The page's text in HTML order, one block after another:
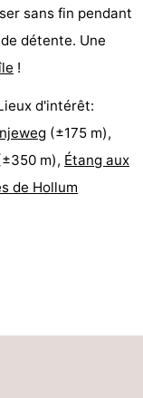
sans fin pendant
détente. Une
!
d'intérêt:
(±175 m),
m), Étang aux
de Hollum